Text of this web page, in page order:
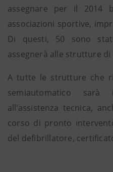
assegnare per il 2014
associazioni sportive,
Di questi, 50 sono
assegnerà alle strutture
A tutte le strutture che
semiautomatico
all’assistenza tecnica,
corso di pronto
del defibrillatore,